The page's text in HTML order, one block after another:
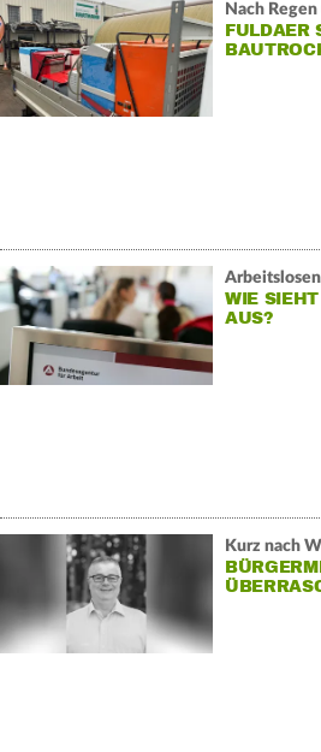
Nach
FULDAER
WIE
AUS?
Kurz nach